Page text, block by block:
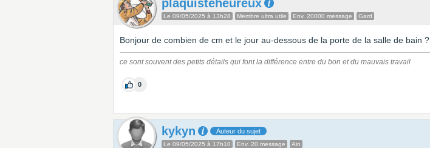
plaquisteheureux
Le 09/05/2025 à 13h28 Membre ultra utile Env. 20000 message Gard
Bonjour de combien de cm et le jour au-dessous de la porte de la salle de bain ?
ce sont souvent des petits détails qui font la différence entre du bon et du mauvais travail
0
kykyn Auteur du sujet
Le 09/05/2025 à 17h10 Env. 20 message Ain